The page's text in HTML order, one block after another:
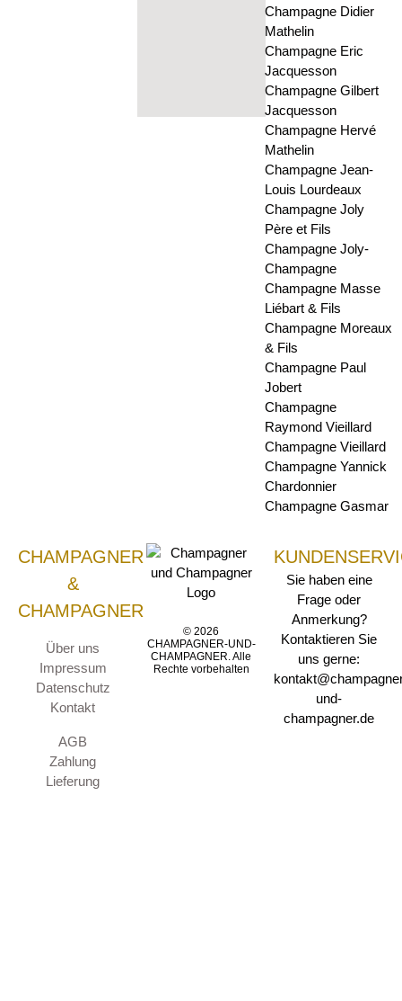
Champagne Didier
Mathelin
Champagne Eric
Jacquesson
Champagne Gilbert
Jacquesson
Champagne Hervé
Mathelin
Champagne Jean-
Louis Lourdeaux
Champagne Joly
Père et Fils
Champagne Joly-
Champagne
Champagne Masse
Liébart & Fils
Champagne Moreaux
& Fils
Champagne Paul
Jobert
Champagne
Raymond Vieillard
Champagne Vieillard
Champagne Yannick
Chardonnier
Champagne Gasmar
CHAMPAGNER
&
CHAMPAGNER
Über uns
Impressum
Datenschutz
Kontakt
AGB
Zahlung
Lieferung
© 2026
CHAMPAGNER-UND-
CHAMPAGNER. Alle
Rechte vorbehalten
Sie haben eine
Frage oder
Anmerkung?
Kontaktieren Sie
uns gerne:
und-
champagner.de